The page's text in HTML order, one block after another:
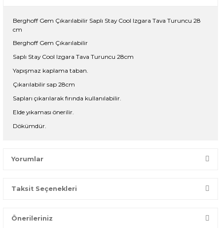
Berghoff Gem Çıkarılabilir Saplı Stay Cool Izgara Tava Turuncu 28
cm
Berghoff Gem Çıkarılabilir
Saplı Stay Cool Izgara Tava Turuncu 28cm
Yapışmaz kaplama taban.
Çıkarılabilir sap 28cm
Sapları çıkarılarak fırında kullanılabilir.
Elde yıkaması önerilir.
Dökümdür.
Yorumlar
Taksit Seçenekleri
Önerileriniz